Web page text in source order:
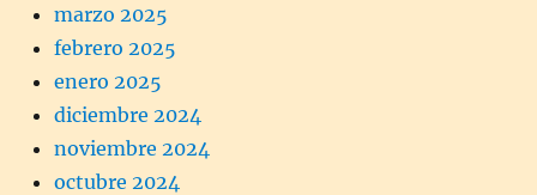
marzo 2025
febrero 2025
enero 2025
diciembre 2024
noviembre 2024
octubre 2024